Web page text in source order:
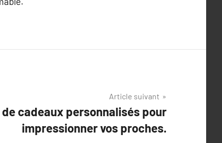
Article suivant
cadeaux personnalisés pour
impressionner vos proches.